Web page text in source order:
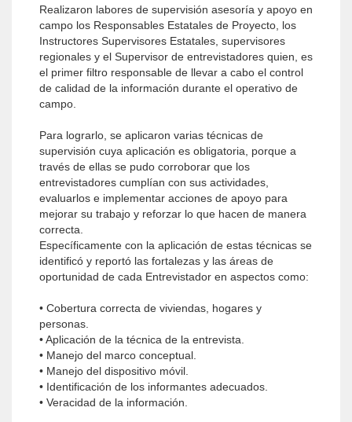
Realizaron labores de supervisión asesoría y apoyo en
campo los Responsables Estatales de Proyecto, los
Instructores Supervisores Estatales, supervisores
regionales y el Supervisor de entrevistadores quien, es
el primer filtro responsable de llevar a cabo el control
de calidad de la información durante el operativo de
campo.
Para lograrlo, se aplicaron varias técnicas de
supervisión cuya aplicación es obligatoria, porque a
través de ellas se pudo corroborar que los
entrevistadores cumplían con sus actividades,
evaluarlos e implementar acciones de apoyo para
mejorar su trabajo y reforzar lo que hacen de manera
correcta.
Específicamente con la aplicación de estas técnicas se
identificó y reportó las fortalezas y las áreas de
oportunidad de cada Entrevistador en aspectos como:
• Cobertura correcta de viviendas, hogares y
personas.
• Aplicación de la técnica de la entrevista.
• Manejo del marco conceptual.
• Manejo del dispositivo móvil.
• Identificación de los informantes adecuados.
• Veracidad de la información.